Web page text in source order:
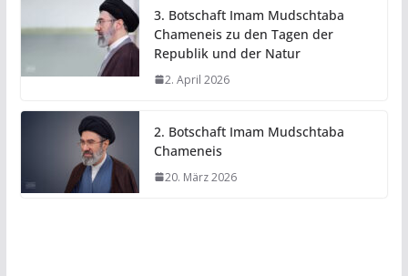
3. Botschaft Imam Mudschtaba
Chameneis zu den Tagen der
Republik und der Natur
2. April 2026
2. Botschaft Imam Mudschtaba
Chameneis
20. März 2026